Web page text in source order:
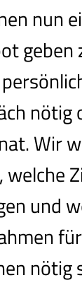
nun
geben
nötig
Wir
welche
und
nötig